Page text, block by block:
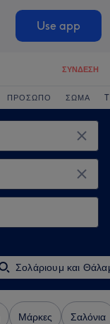
Use app
ΣΎΝΔΕΣΗ
ΠΡΌΣΩΠΟ ΣΏΜΑ
Σολάριουμ και
Μάρκες Σαλόνια